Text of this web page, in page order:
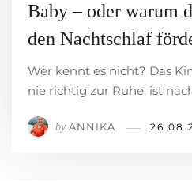
Baby – oder warum
den Nachtschlaf
Wer kennt es nicht? Das
nie richtig zur Ruhe, ist
by ANNIKA